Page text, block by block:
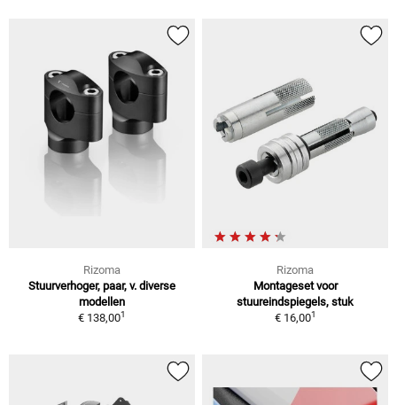
Rizoma
Stuurverhoger, paar, v. diverse
modellen
€ 138,001
Rizoma
Montageset voor
stuureindspiegels, stuk
€ 16,001